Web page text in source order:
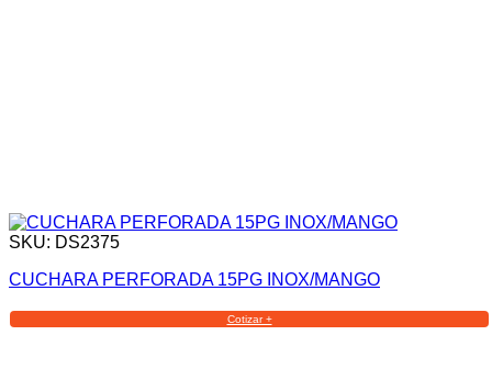
SKU: DS2375
CUCHARA PERFORADA 15PG INOX/MANGO
Cotizar +